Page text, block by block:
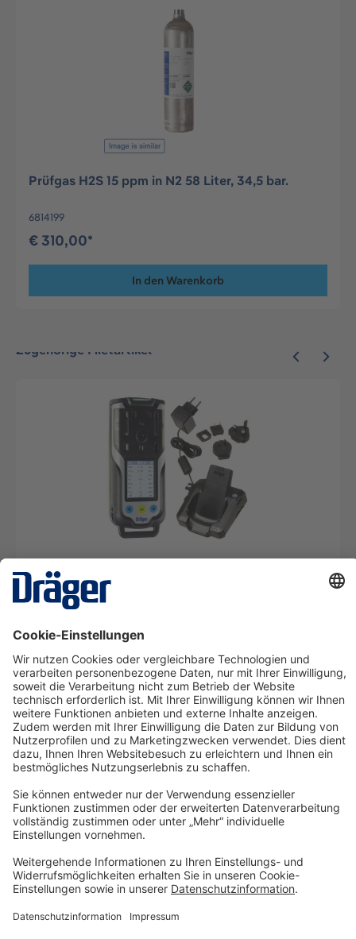
Prüfgas H2S 15 ppm in N2 58 Liter, 34,5 bar.
6814199
€ 310,00*
In den Warenkorb
Zugehörige Mietartikel
Mehrgasmessgerät X-am 8000 mit Ladetechnik
KIT25
Ab € 13,91* pro Tag
Details
Service-Hotline
Shop Service